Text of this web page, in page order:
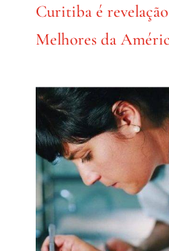
Curitiba é
Melhores da